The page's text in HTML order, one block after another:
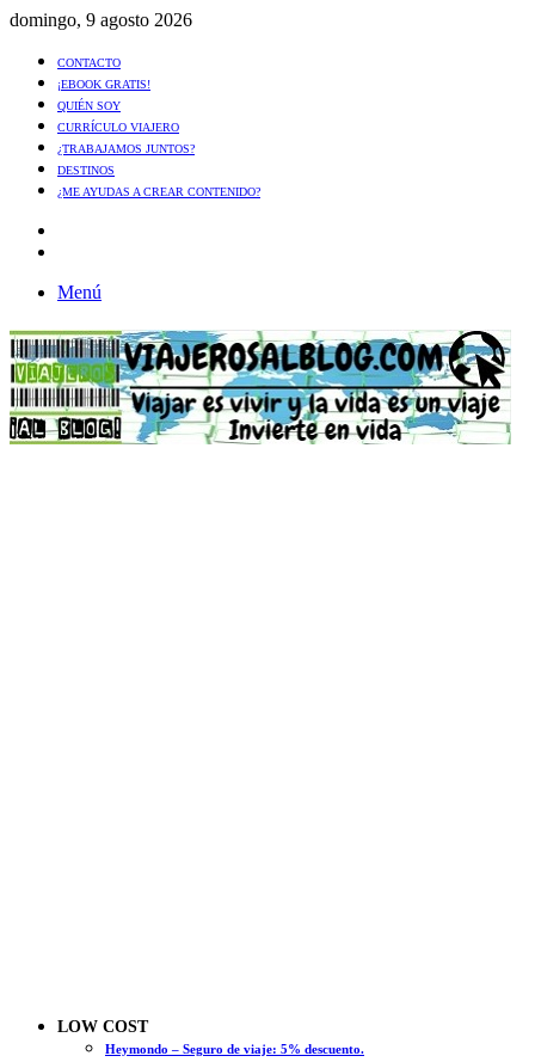
domingo, 9 agosto 2026
CONTACTO
¡EBOOK GRATIS!
QUIÉN SOY
CURRÍCULO VIAJERO
¿TRABAJAMOS JUNTOS?
DESTINOS
¿ME AYUDAS A CREAR CONTENIDO?
Menú
LOW COST
Heymondo – Seguro de viaje: 5% descuento.